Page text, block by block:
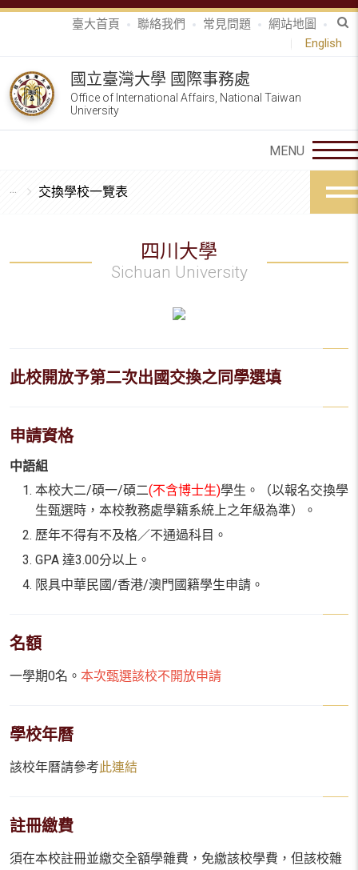
臺大首頁 聯絡我們 常見問題
網站地圖
English
國立臺灣大學 國際事務處
Office of International Affairs, National Taiwan
University
交換學校一覽表
四川大學
Sichuan University
此校開放予第二次出國交換之同學選填
申請資格
中語組
本校大二/碩一/碩二(不含博士生)學生。（以報名交換學
生甄選時，本校教務處學籍系統上之年級為準）。
歷年不得有不及格／不通過科目。
GPA 達3.00分以上。
限具中華民國/香港/澳門國籍學生申請。
名額
一學期0名。 本次甄選該校不開放申請
學校年曆
該校年曆請參考此連結
註冊繳費
須在本校註冊並繳交全額學雜費，免繳該校學費，但該校雜